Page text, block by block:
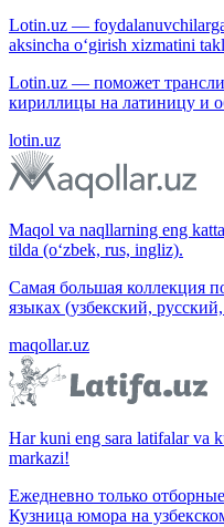
Lotin.uz —
aksincha o‘girish xizmatini
Lotin.uz — поможет
кириллицы на латиницу и
lotin.uz
Maqol va naqllarning eng
tilda (o‘zbek, rus, ingliz).
Самая большая коллекция
языках (узбекский,
maqollar.uz
Har kuni eng sara latifalar va
markazi!
Ежедневно только
Кузница юмора на